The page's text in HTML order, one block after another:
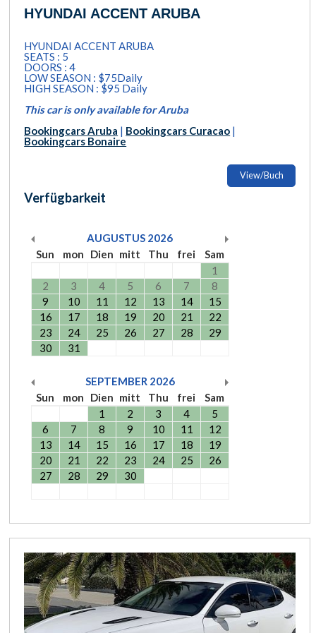
HYUNDAI ACCENT ARUBA
HYUNDAI ACCENT ARUBA
SEATS : 5
DOORS : 4
LOW SEASON : $75Daily
HIGH SEASON : $95 Daily
This car is only available for Aruba
Bookingcars Aruba | Bookingcars Curacao |
Bookingcars Bonaire
View/Buch
Verfügbarkeit
AUGUSTUS 2026
Sun
mon Dien mitt Thu frei
Sam
1
2
3 4 5 6 7
8
9
10 11 12 13 14
15
16
17 18 19 20 21
22
23
24 25 26 27 28
29
30
31
SEPTEMBER 2026
Sun
mon Dien mitt Thu frei
Sam
1
2 3 4
5
6
7 8 9 10 11
12
13
14 15 16 17 18
19
20
21 22 23 24 25
26
27
28 29 30